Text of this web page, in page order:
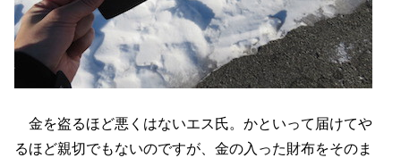
金を盗るほど悪くはないエス氏。かといって届けてや
るほど親切でもないのですが、金の入った財布をそのま